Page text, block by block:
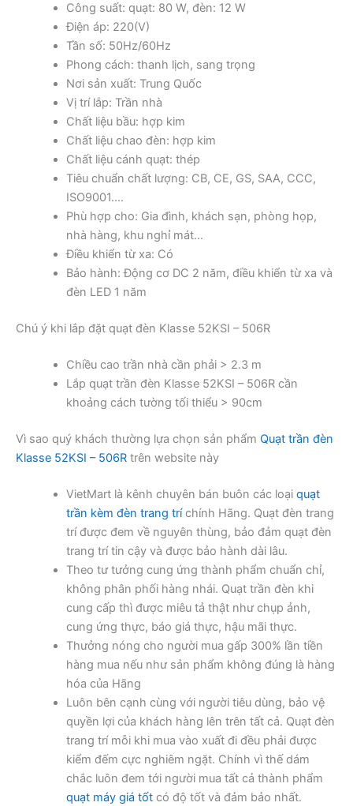
Công suất: quạt: 80 W, đèn: 12 W
Điện áp: 220(V)
Tần số: 50Hz/60Hz
Phong cách: thanh lịch, sang trọng
Nơi sản xuất: Trung Quốc
Vị trí lắp: Trần nhà
Chất liệu bầu: hợp kim
Chất liệu chao đèn: hợp kim
Chất liệu cánh quạt: thép
Tiêu chuẩn chất lượng: CB, CE, GS, SAA, CCC,
ISO9001….
Phù hợp cho: Gia đình, khách sạn, phòng họp,
nhà hàng, khu nghỉ mát…
Điều khiển từ xa: Có
Bảo hành: Động cơ DC 2 năm, điều khiển từ xa và
đèn LED 1 năm
Chú ý khi lắp đặt quạt đèn Klasse 52KSI – 506R
Chiều cao trần nhà cần phải > 2.3 m
Lắp quạt trần đèn Klasse 52KSI – 506R cần
khoảng cách tường tối thiểu > 90cm
Vì sao quý khách thường lựa chọn sản phẩm Quạt trần đèn
Klasse 52KSI – 506R trên website này
VietMart là kênh chuyên bán buôn các loại quạt
trần kèm đèn trang tríchính Hãng. Quạt đèn trang
trí được đem về nguyên thùng, bảo đảm quạt đèn
trang trí tin cậy và được bảo hành dài lâu.
Theo tư tưởng cung ứng thành phẩm chuẩn chỉ,
không phân phối hàng nhái. Quạt trần đèn khi
cung cấp thì được miêu tả thật như chụp ảnh,
cung ứng thực, báo giá thực, hậu mãi thực.
Thưởng nóng cho người mua gấp 300% lần tiền
hàng mua nếu như sản phẩm không đúng là hàng
hóa của Hãng
Luôn bên cạnh cùng với người tiêu dùng, bảo vệ
quyền lợi của khách hàng lên trên tất cả. Quạt đèn
trang trí mỗi khi mua vào xuất đi đều phải được
kiểm đếm cực nghiêm ngặt. Chính vì thế dám
chắc luôn đem tới người mua tất cả thành phẩm
quạt máy giá tốtcó độ tốt và đảm bảo nhất.